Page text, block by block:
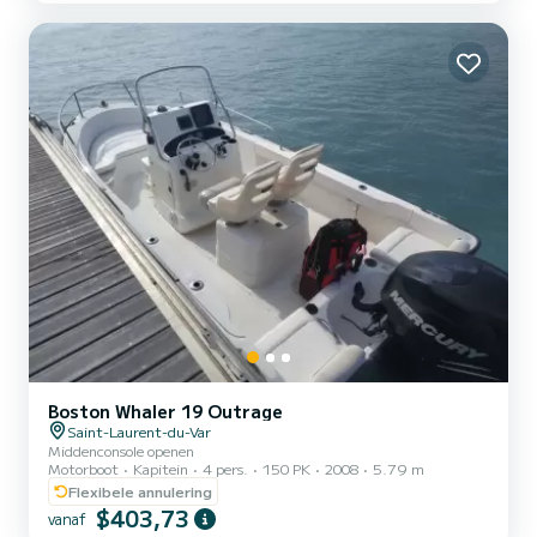
Boston Whaler 19 Outrage
Saint-Laurent-du-Var
Middenconsole openen
Motorboot
Kapitein 4 pers. 150 PK 2008
5.79 m
Flexibele annulering
vanaf $403,73